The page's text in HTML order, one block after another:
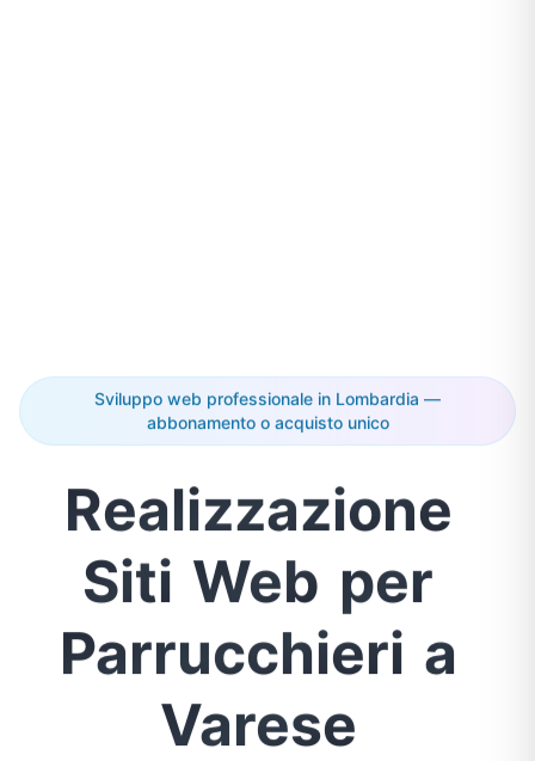
Sviluppo web professionale in Lombardia —
abbonamento o acquisto unico
Realizzazione
Siti Web per
Parrucchieri a
Varese